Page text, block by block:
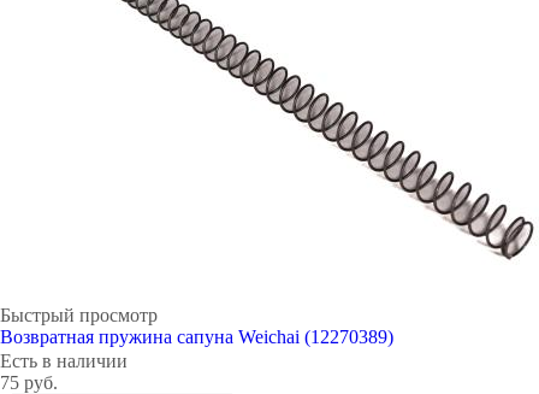
Быстрый просмотр
Возвратная пружина сапуна Weichai (12270389)
Есть в наличии
75 руб.